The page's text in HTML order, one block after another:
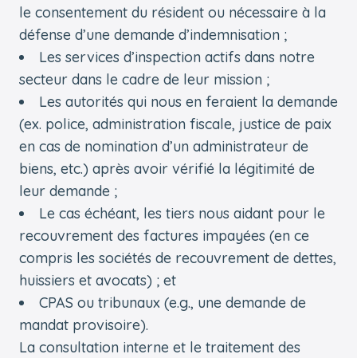
le consentement du résident ou nécessaire à la
défense d’une demande d’indemnisation ;
Les services d’inspection actifs dans notre
secteur dans le cadre de leur mission ;
Les autorités qui nous en feraient la demande
(ex. police, administration fiscale, justice de paix
en cas de nomination d’un administrateur de
biens, etc.) après avoir vérifié la légitimité de
leur demande ;
Le cas échéant, les tiers nous aidant pour le
recouvrement des factures impayées (en ce
compris les sociétés de recouvrement de dettes,
huissiers et avocats) ; et
CPAS ou tribunaux (e.g., une demande de
mandat provisoire).
La consultation interne et le traitement des